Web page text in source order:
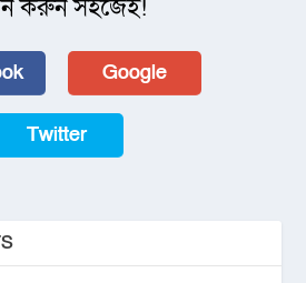
করুন সহজেই!
Google
Twitter